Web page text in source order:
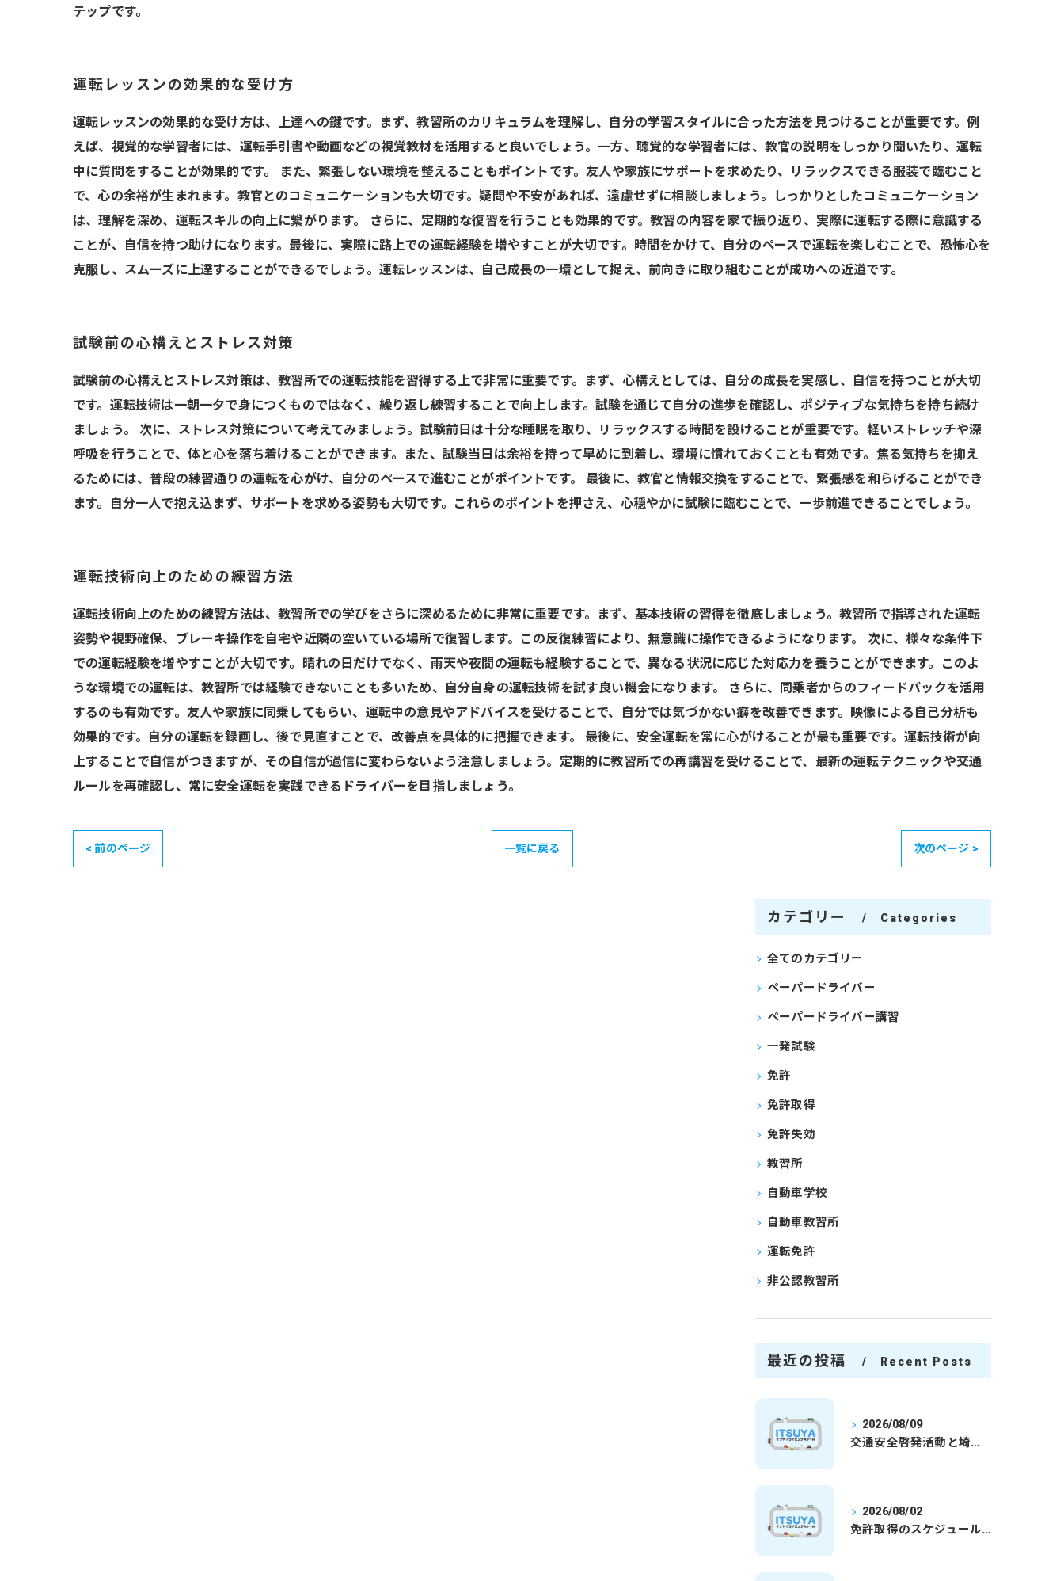
テップです。
運転レッスンの効果的な受け方
運転レッスンの効果的な受け方は、上達への鍵です。まず、教習所のカリキュラムを理解し、自分の学習スタイルに合った方法を見つけることが重要です。例
えば、視覚的な学習者には、運転手引書や動画などの視覚教材を活用すると良いでしょう。一方、聴覚的な学習者には、教官の説明をしっかり聞いたり、運転
中に質問をすることが効果的です。 また、緊張しない環境を整えることもポイントです。友人や家族にサポートを求めたり、リラックスできる服装で臨むこと
で、心の余裕が生まれます。教官とのコミュニケーションも大切です。疑問や不安があれば、遠慮せずに相談しましょう。しっかりとしたコミュニケーション
は、理解を深め、運転スキルの向上に繋がります。 さらに、定期的な復習を行うことも効果的です。教習の内容を家で振り返り、実際に運転する際に意識する
ことが、自信を持つ助けになります。最後に、実際に路上での運転経験を増やすことが大切です。時間をかけて、自分のペースで運転を楽しむことで、恐怖心を
克服し、スムーズに上達することができるでしょう。運転レッスンは、自己成長の一環として捉え、前向きに取り組むことが成功への近道です。
試験前の心構えとストレス対策
試験前の心構えとストレス対策は、教習所での運転技能を習得する上で非常に重要です。まず、心構えとしては、自分の成長を実感し、自信を持つことが大切
です。運転技術は一朝一夕で身につくものではなく、繰り返し練習することで向上します。試験を通じて自分の進歩を確認し、ポジティブな気持ちを持ち続け
ましょう。 次に、ストレス対策について考えてみましょう。試験前日は十分な睡眠を取り、リラックスする時間を設けることが重要です。軽いストレッチや深
呼吸を行うことで、体と心を落ち着けることができます。また、試験当日は余裕を持って早めに到着し、環境に慣れておくことも有効です。焦る気持ちを抑え
るためには、普段の練習通りの運転を心がけ、自分のペースで進むことがポイントです。 最後に、教官と情報交換をすることで、緊張感を和らげることができ
ます。自分一人で抱え込まず、サポートを求める姿勢も大切です。これらのポイントを押さえ、心穏やかに試験に臨むことで、一歩前進できることでしょう。
運転技術向上のための練習方法
運転技術向上のための練習方法は、教習所での学びをさらに深めるために非常に重要です。まず、基本技術の習得を徹底しましょう。教習所で指導された運転
姿勢や視野確保、ブレーキ操作を自宅や近隣の空いている場所で復習します。この反復練習により、無意識に操作できるようになります。 次に、様々な条件下
での運転経験を増やすことが大切です。晴れの日だけでなく、雨天や夜間の運転も経験することで、異なる状況に応じた対応力を養うことができます。このよ
うな環境での運転は、教習所では経験できないことも多いため、自分自身の運転技術を試す良い機会になります。 さらに、同乗者からのフィードバックを活用
するのも有効です。友人や家族に同乗してもらい、運転中の意見やアドバイスを受けることで、自分では気づかない癖を改善できます。映像による自己分析も
効果的です。自分の運転を録画し、後で見直すことで、改善点を具体的に把握できます。 最後に、安全運転を常に心がけることが最も重要です。運転技術が向
上することで自信がつきますが、その自信が過信に変わらないよう注意しましょう。定期的に教習所での再講習を受けることで、最新の運転テクニックや交通
ルールを再確認し、常に安全運転を実践できるドライバーを目指しましょう。
< 前のページ 一覧に戻る 次のページ >
カテゴリー Categories
全てのカテゴリー
ペーパードライバー
ペーパードライバー講習
一発試験
免許
免許取得
免許失効
教習所
自動車学校
自動車教習所
運転免許
非公認教習所
最近の投稿 Recent Posts
2026/08/09
交通安全啓発活動と埼玉県さいたま市行田市で免許取得を安心して目指すための実践ガイド
2026/08/02
免許取得のスケジュールを徹底解説学生社会人の通学合宿別プランで最短取得のコツ